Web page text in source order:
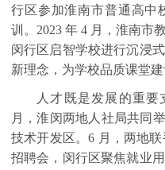
行区参加淮南市普通高中
训。 2023 年 4 月，淮南市
闵行区启智学校进行沉浸
新理念，为学校品质课堂建
人才既是发展的重要
月，淮闵两地人社局共同
技术开发区。6 月，两地
招聘会，闵行区聚焦就业